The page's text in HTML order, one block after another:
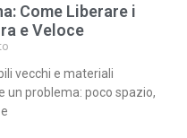
Come Liberare i
e Veloce
vecchi e materiali
un problema: poco spazio,